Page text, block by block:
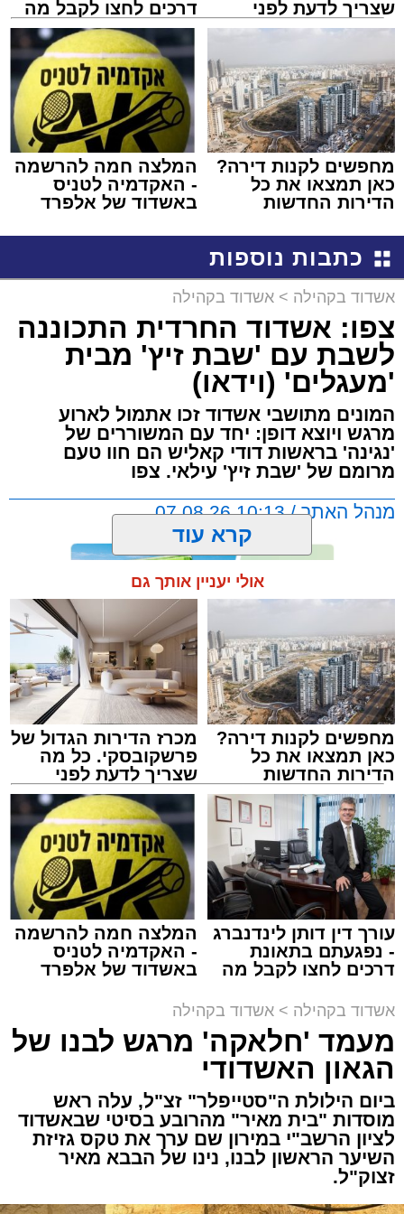
שצריך לדעת לפני
שמגישים הצעה לדירה
דרכים לחצו לקבל מה
שמגיע לכם
מחפשים לקנות דירה?
כאן תמצאו את כל
הדירות החדשות
המלצה חמה להרשמה
- האקדמיה לטניס
באשדוד של אלפרד
כתבות נוספות
אשדוד בקהילה > אשדוד בקהילה
צפו: אשדוד החרדית התכוננה
לשבת עם 'שבת זיץ' מבית
'מעגלים' (וידאו)
המונים מתושבי אשדוד זכו אתמול לארוע
מרגש ויוצא דופן: יחד עם המשוררים של
'נגינה' בראשות דודי קאליש הם חוו טעם
מרומם של 'שבת זיץ' עילאי. צפו
מנהל האתר / 10:13 07.08.26
תגים:אשדוד, מעגלים, דודי קאליש
זה היה ארוע יוצא דופן. בלי מילים.
במשך שעות ארוכות של ליל שישי, נהנו המונים
מתושבי אשדוד מהארוע המרכזי של 'מעגלים'.
ואכן, כפי שהובטח, לא היה מדובר במופע שגרתי,
אלא במעמד של טיש חסידי אותנטי, שהצליח
לסחוף אליו את ההמונים מעומק ימי החולין - אל
תוך האווירה השבתית של חצרות הקודש.
קרא עוד
אולי יעניין אותך גם
מחפשים לקנות דירה?
כאן תמצאו את כל
הדירות החדשות
למכירה באשדוד >>>
מכרז הדירות הגדול של
פרשקובסקי. כל מה
שצריך לדעת לפני
שמגישים הצעה לדירה
באשדוד
עורך דין דותן לינדנברג
- נפגעתם בתאונת
דרכים לחצו לקבל מה
המלצה חמה להרשמה
- האקדמיה לטניס
באשדוד של אלפרד
אשדוד בקהילה > אשדוד בקהילה
מעמד 'חלאקה' מרגש לבנו של
הגאון האשדודי
ביום הילולת ה"סטייפלר" זצ"ל, עלה ראש
מוסדות "בית מאיר" מהרובע בסיטי שבאשדוד
לציון הרשב"י במירון שם ערך את טקס גזיזת
השיער הראשון לבנו, נינו של הבבא מאיר
זצוק"ל.